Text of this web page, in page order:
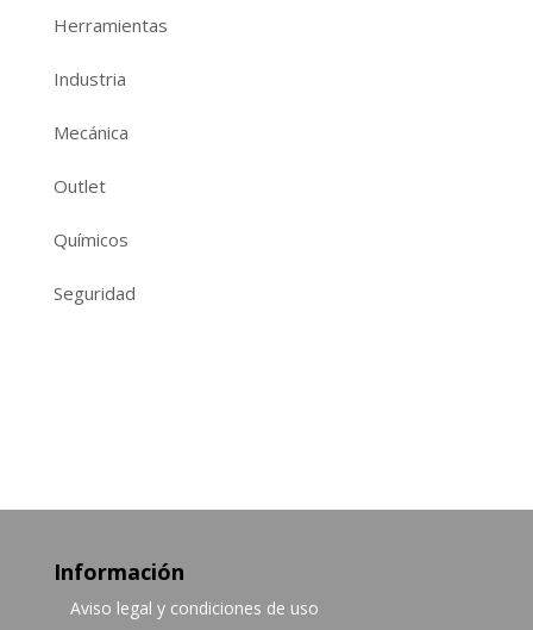
Herramientas
Industria
Mecánica
Outlet
Químicos
Seguridad
Información
Aviso legal y condiciones de uso